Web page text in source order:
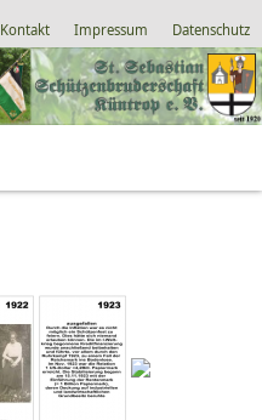
Kontakt Impressum Datenschutz